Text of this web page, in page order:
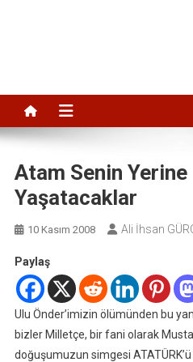
Atam Senin Yerine
Yaşatacaklar
10 Kasım 2008 Ali İhsan
Paylaş
Ulu Önder’imizin ölümünden bu
bizler Milletçe, bir fani olarak
doğuşumuzun simgesi ATATÜRK’ü